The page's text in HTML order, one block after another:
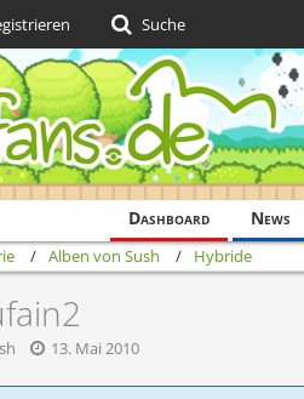
Dashboard News
Suche
Alben von Sush Hybride
13. Mai 2010